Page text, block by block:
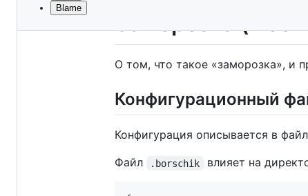
metadata
Blame
Заморозка
О том, что такое «заморозка», и
Конфигурационный
Конфигурация описывается в
Файл
.borschik влияет на